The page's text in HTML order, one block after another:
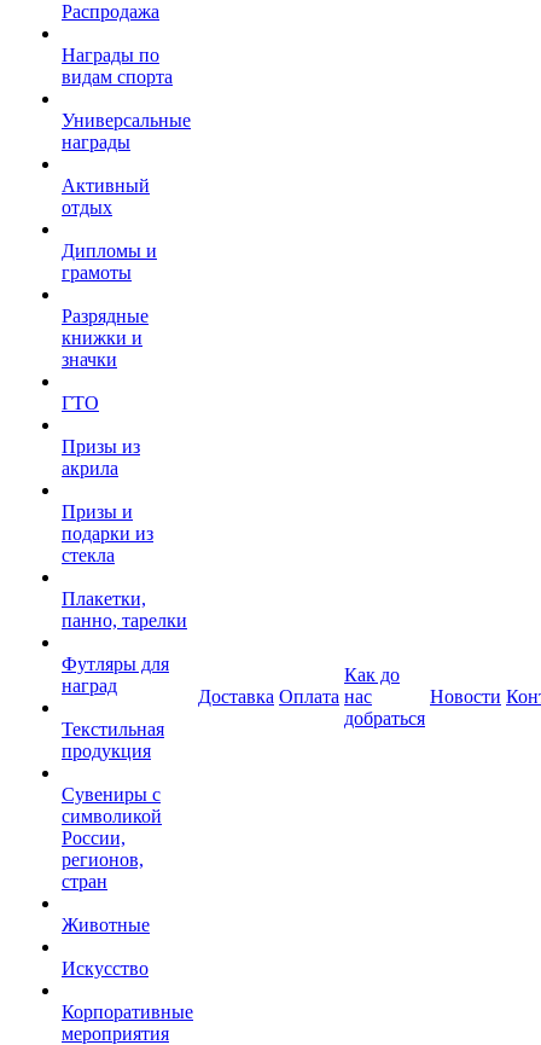
Распродажа
Награды по
видам спорта
Универсальные
награды
Активный
отдых
Дипломы и
грамоты
Разрядные
книжки и
значки
ГТО
Призы из
акрила
Призы и
подарки из
стекла
Плакетки,
панно, тарелки
Футляры для
наград
Текстильная
продукция
Сувениры с
символикой
России,
регионов,
стран
Животные
Искусство
Корпоративные
мероприятия
Доставка Оплата
Как до
нас
добраться
Новости